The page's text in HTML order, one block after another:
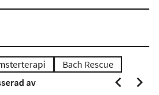
Bach Rescue
av